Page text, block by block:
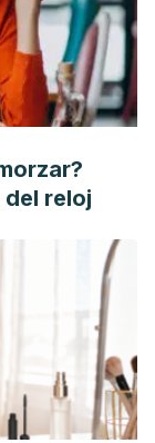
del reloj